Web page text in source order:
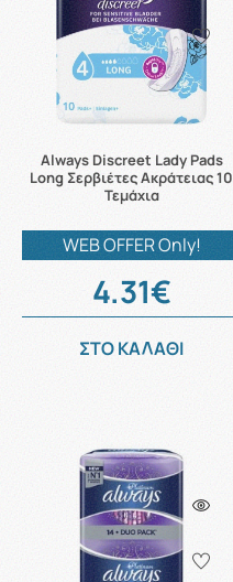
Always Discreet Lady Pads
Long Σερβιέτες Ακράτειας 10
Τεμάχια
WEB OFFER Only!
4.31€
ΣΤΟ ΚΑΛΑΘΙ